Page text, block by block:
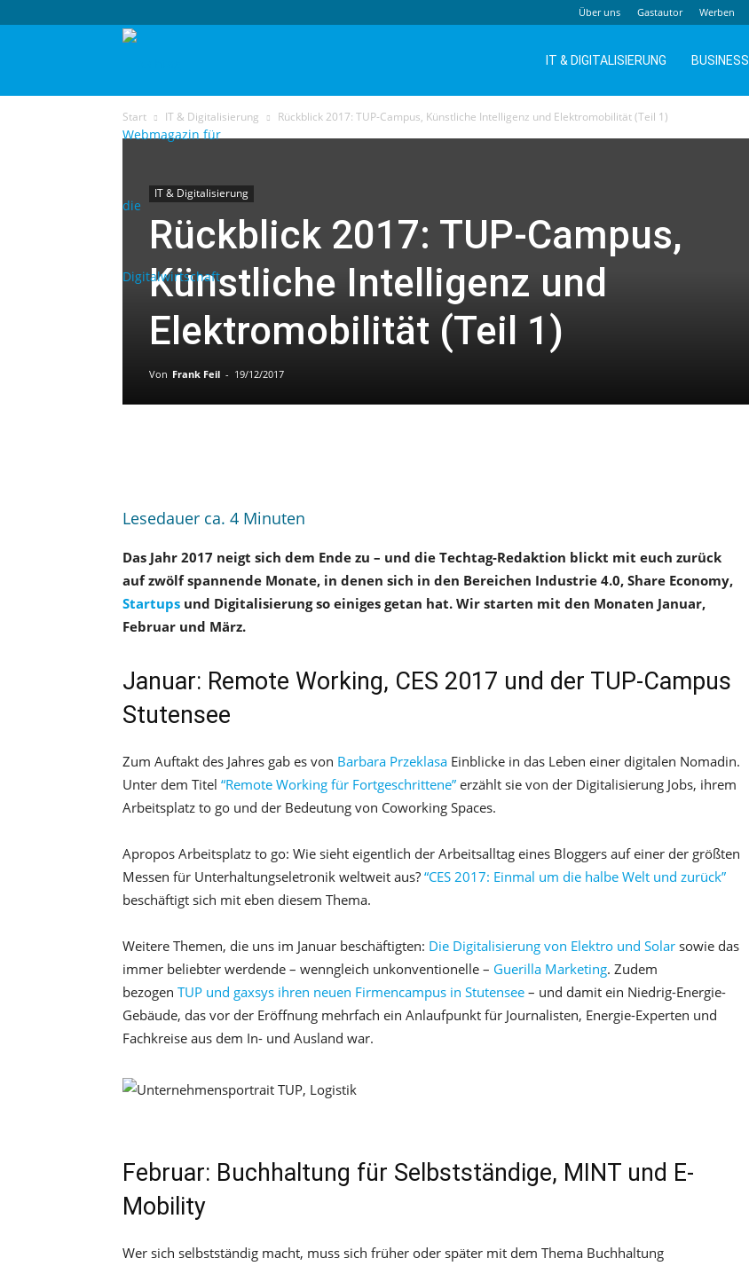
Über uns Gastautor Werben
IT & DIGITALISIERUNG BUSINESS
Start IT & Digitalisierung Rückblick 2017: TUP-Campus, Künstliche Intelligenz und Elektromobilität (Teil 1)
IT & Digitalisierung
Rückblick 2017: TUP-Campus,
Künstliche Intelligenz und
Elektromobilität (Teil 1)
Von Frank Feil - 19/12/2017
Lesedauer ca. 4 Minuten
Das Jahr 2017 neigt sich dem Ende zu – und die Techtag-Redaktion blickt mit euch zurück
auf zwölf spannende Monate, in denen sich in den Bereichen Industrie 4.0, Share Economy,
Startups und Digitalisierung so einiges getan hat. Wir starten mit den Monaten Januar,
Februar und März.
Januar: Remote Working, CES 2017 und der TUP-Campus
Stutensee
Zum Auftakt des Jahres gab es von Barbara Przeklasa Einblicke in das Leben einer digitalen Nomadin.
Unter dem Titel “Remote Working für Fortgeschrittene” erzählt sie von der Digitalisierung Jobs, ihrem
Arbeitsplatz to go und der Bedeutung von Coworking Spaces.
Apropos Arbeitsplatz to go: Wie sieht eigentlich der Arbeitsalltag eines Bloggers auf einer der größten
Messen für Unterhaltungseletronik weltweit aus? “CES 2017: Einmal um die halbe Welt und zurück”
beschäftigt sich mit eben diesem Thema.
Weitere Themen, die uns im Januar beschäftigten: Die Digitalisierung von Elektro und Solar sowie das
immer beliebter werdende – wenngleich unkonventionelle – Guerilla Marketing. Zudem
bezogen TUP und gaxsys ihren neuen Firmencampus in Stutensee – und damit ein Niedrig-Energie-
Gebäude, das vor der Eröffnung mehrfach ein Anlaufpunkt für Journalisten, Energie-Experten und
Fachkreise aus dem In- und Ausland war.
Februar: Buchhaltung für Selbstständige, MINT und E-
Mobility
Wer sich selbstständig macht, muss sich früher oder später mit dem Thema Buchhaltung